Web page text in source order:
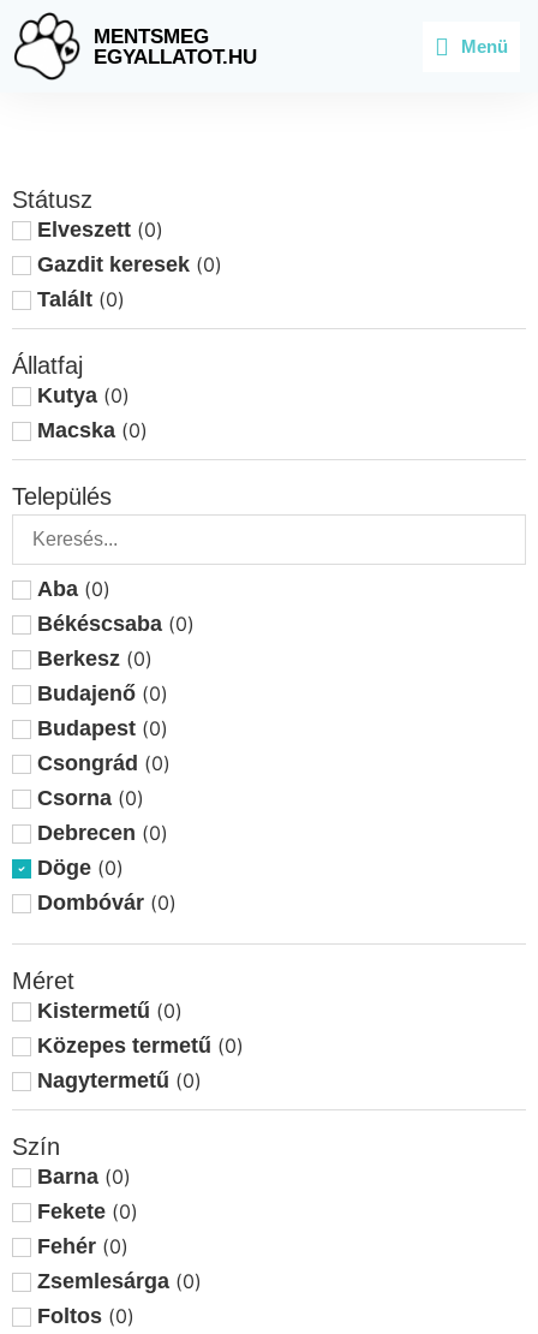
MENTSMEG
EGYALLATOT.HU
Menü
Státusz
Elveszett (0)
Gazdit keresek (0)
Talált (0)
Állatfaj
Kutya (0)
Macska (0)
Település
Aba (0)
Békéscsaba (0)
Berkesz (0)
Budajenő (0)
Budapest (0)
Csongrád (0)
Csorna (0)
Debrecen (0)
Döge (0)
Dombóvár (0)
Eger
Eplény (0)
Ercsi (0)
Esztergom (0 )
Etyek (0)
Felsőszentiván
Győr ( 0)
Győrság (
Győrszemere
Hajmáskér (0 )
Hatvan (0
Méret
Kistermetű (0)
Közepes termetű (0)
Nagytermetű (0)
Szín
Barna (0)
Fekete (0)
Fehér (0)
Zsemlesárga (0)
Foltos (0)